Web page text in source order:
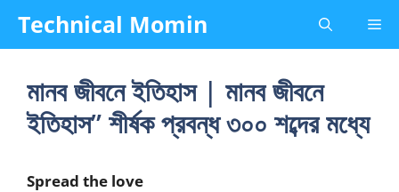
content
Technical Momin
মানব জীবনে ইতিহাস | মানব জীবনে
ইতিহাস” শীর্ষক প্রবন্ধ ৩০০ শব্দের মধ্যে
Spread the love